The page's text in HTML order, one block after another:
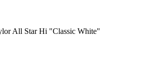
All Star Hi "Classic White"